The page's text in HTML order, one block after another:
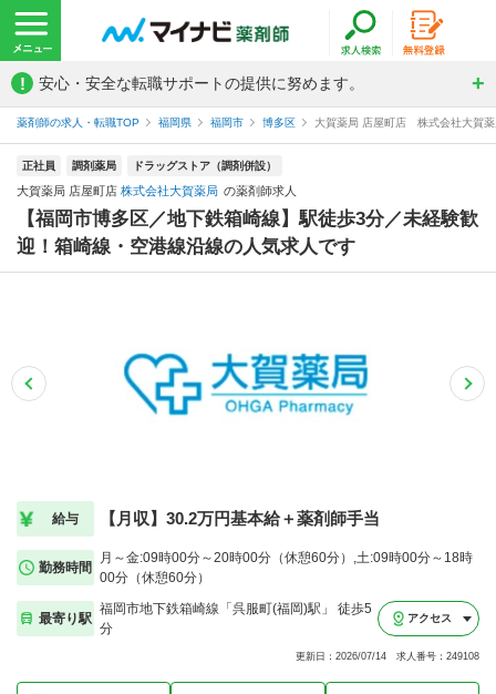
! 安心・安全な転職サポートの提供に努めます。
薬剤師の求人・転職TOP 福岡県 福岡市 博多区 大賀薬局 店屋町店 株式会社大賀
正社員 調剤薬局 ドラッグストア（調剤併設）
大賀薬局 店屋町店 株式会社大賀薬局 の薬剤師求人
【福岡市博多区／地下鉄箱崎線】駅徒歩3分／未経験歓
迎！箱崎線・空港線沿線の人気求人です
給与 【月収】30.2万円基本給＋薬剤師手当
勤務時間
月～金:09時00分～20時00分（休憩60分）,土:09時00分～18時
00分（休憩60分）
最寄り駅
福岡市地下鉄箱崎線「呉服町(福岡)駅」 徒歩5
分
アクセス
更新日：2026/07/14 求人番号：249108